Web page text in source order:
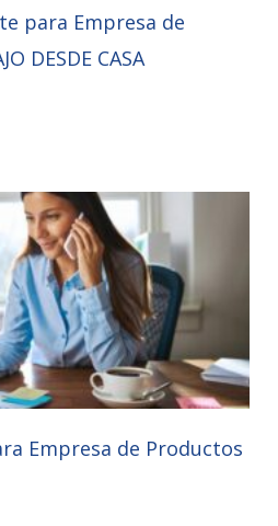
para Empresa de
DESDE CASA
Empresa de Productos